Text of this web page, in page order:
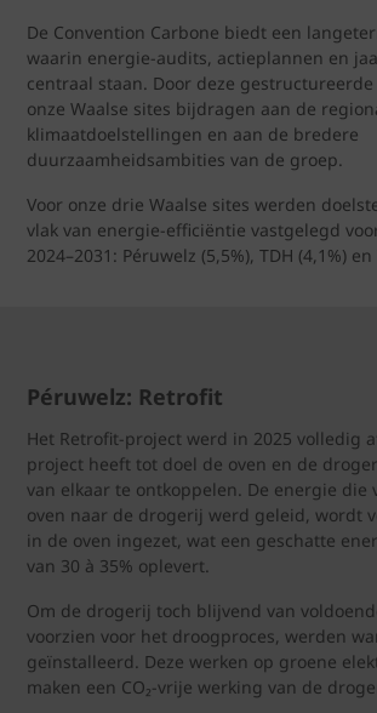
De Convention Carbone biedt een
waarin energie-audits, actieplannen en
centraal staan. Door deze
onze Waalse sites bijdragen aan de
klimaatdoelstellingen en aan de bredere
duurzaamheidsambities van de groep.
Voor onze drie Waalse sites werden
vlak van energie‑efficiëntie vastgelegd
2024–2031: Péruwelz (5,5%), TDH (4,1%)
Péruwelz: Retrofit
Het Retrofit‑project werd in 2025 volledig
project heeft tot doel de oven en de
van elkaar te ontkoppelen. De energie die
oven naar de drogerij werd geleid, wordt
in de oven ingezet, wat een geschatte
van 30 à 35% oplevert.
Om de drogerij toch blijvend van
voorzien voor het droogproces, werden
geïnstalleerd. Deze werken op groene
maken een CO₂‑vrije werking van de